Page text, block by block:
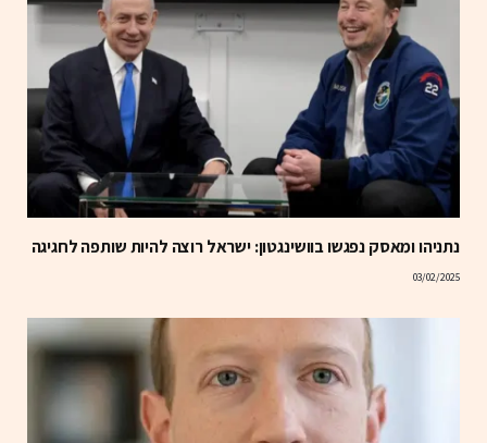
נתניהו ומאסק נפגשו בוושינגטון: ישראל רוצה להיות שותפה לחגיגה
03/02/2025